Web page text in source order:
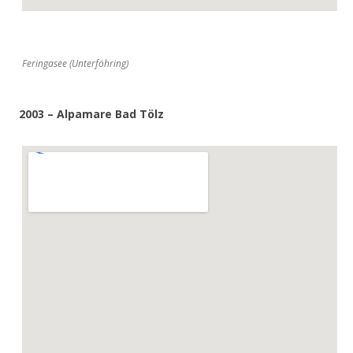
Feringasee (Unterföhring)
2003 – Alpamare Bad Tölz